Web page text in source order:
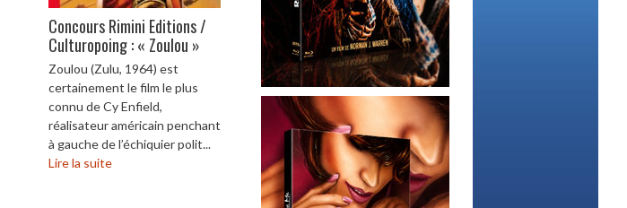
Concours Rimini Editions /
Culturopoing : « Zoulou »
Zoulou (Zulu, 1964) est
certainement le film le plus
connu de Cy Enfield,
réalisateur américain penchant
à gauche de l’échiquier polit...
Lire la suite